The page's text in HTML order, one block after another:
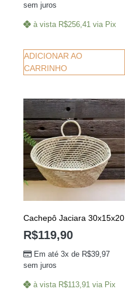
sem juros
à vista R$256,41 via Pix
ADICIONAR AO
CARRINHO
Cachepô Jaciara 30x15x20
R$119,90
Em até 3x de R$39,97
sem juros
à vista R$113,91 via Pix